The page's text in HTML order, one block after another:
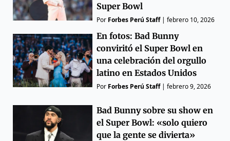
Super Bowl
Por Forbes Perú Staff|febrero 10, 2026
En fotos: Bad Bunny
conviritó el Super Bowl en
una celebración del orgullo
latino en Estados Unidos
Por Forbes Perú Staff|febrero 9, 2026
Bad Bunny sobre su show en
el Super Bowl: «solo quiero
que la gente se divierta»